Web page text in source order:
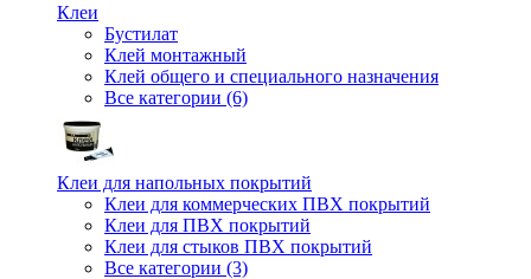
Клеи
Бустилат
Клей монтажный
Клей общего и специального назначения
Все категории (6)
Клеи для напольных покрытий
Клеи для коммерческих ПВХ покрытий
Клеи для ПВХ покрытий
Клеи для стыков ПВХ покрытий
Все категории (3)